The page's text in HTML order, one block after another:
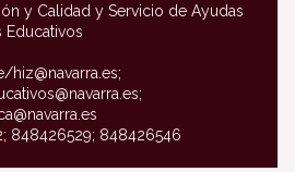
y Calidad y Servicio de Ayudas
Educativos
hiz@navarra.es;
848426529; 848426546